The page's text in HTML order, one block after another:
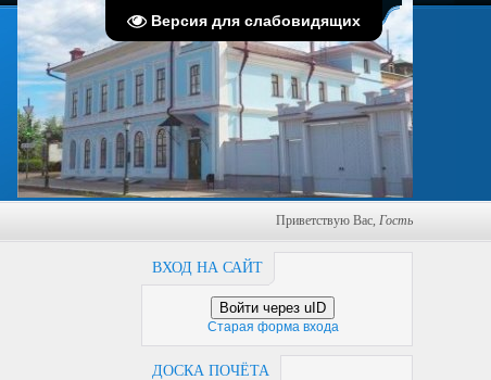
Версия для слабовидящих
Приветствую Вас, Гость
ВХОД НА САЙТ
Войти через uID
Старая форма входа
ДОСКА ПОЧЁТА